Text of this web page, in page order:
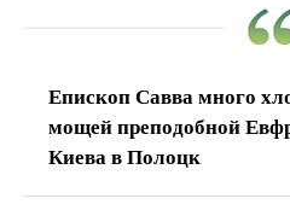
Епископ Савва много
мощей преподобной
Киева в Полоцк